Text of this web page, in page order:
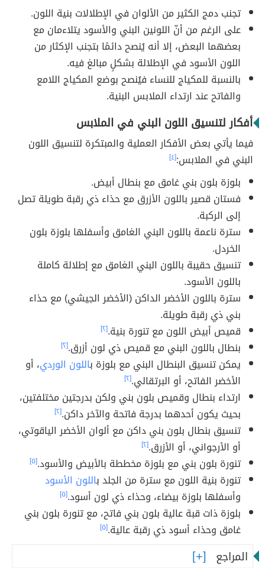
تجنب دمج الكثير من الألوان في الإطلالات بنية اللون.
على الرغم من أنّ اللونين البني والأسود يتلاءمان مع
بعضهما البعض، إلا أنه يُنصح دائمًا بتجنب الإكثار من
اللون الأسود في الإطلالة بشكلٍ مبالغ فيه.
بالنسبة للمكياج للنساء فيُنصح بوضع المكياج اللامع
والفاتح عند ارتداء الملابس البنية.
أفكار لتنسيق اللون البني في الملابس
فيما يأتي بعض الأفكار العملية والمبتكرة لتنسيق اللون
البني في الملابس:[٤]
بلوزة بلون بني غامق مع بنطال أبيض.
فستان قصير باللون الأزرق مع حذاء ذي رقبة طويلة تصل
إلى الركبة.
سترة ناعمة باللون البني الغامق وأسفلها بلوزة بلون
الخردل.
تنسيق حقيبة باللون البني الغامق مع إطلالة كاملة
باللون الأسود.
سترة باللون الأخضر الداكن (الأخضر الجيشي) مع حذاء
بني ذي رقبة طويلة.
قميص أبيض اللون مع تنورة بنية.[٢]
بنطال باللون البني مع قميص ذي لون أزرق.[٢]
يمكن تنسيق البنطال البني مع بلوزة باللون الوردي، أو
الأخضر الفاتح، أو البرتقالي.[٢]
ارتداء بنطال وقميص بلون بني ولكن بدرجتين مختلفتين،
بحيث يكون أحدهما بدرجة فاتحة والآخر داكن.[٢]
تنسيق بنطال بلون بني داكن مع ألوان الأخضر الياقوتي،
أو الأرجواني، أو الأزرق.[٢]
تنورة بلون بني مع بلوزة مخططة بالأبيض والأسود.[٥]
تنورة بنية اللون مع سترة من الجلد باللون الأسود
وأسفلها بلوزة بيضاء، وحذاء ذي لون أسود.[٥]
بلوزة ذات قبة عالية بلون بني فاتح، مع تنورة بلون بني
غامق وحذاء أسود ذي رقبة عالية.[٥]
المراجع